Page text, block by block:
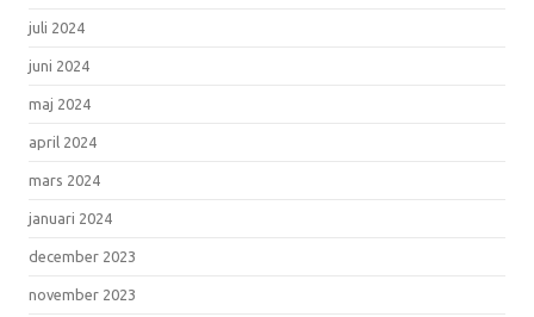
juli 2024
juni 2024
maj 2024
april 2024
mars 2024
januari 2024
december 2023
november 2023